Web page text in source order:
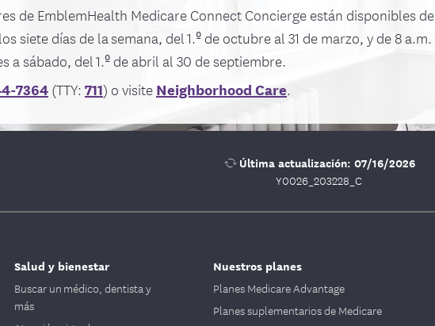
de EmblemHealth Medicare Connect Concierge están disponibles de
siete días de la semana, del 1.º de octubre al 31 de marzo, y de 8 a.m.
a sábado, del 1.º de abril al 30 de septiembre.
7364(TTY:711) o visiteNeighborhood Care.
Última actualización: 07/16/2026
Y0026_203228_C
Salud y bienestar
Buscar un médico, dentista y
más
Nuestros planes
Planes Medicare Advantage
Planes suplementarios de Medicare